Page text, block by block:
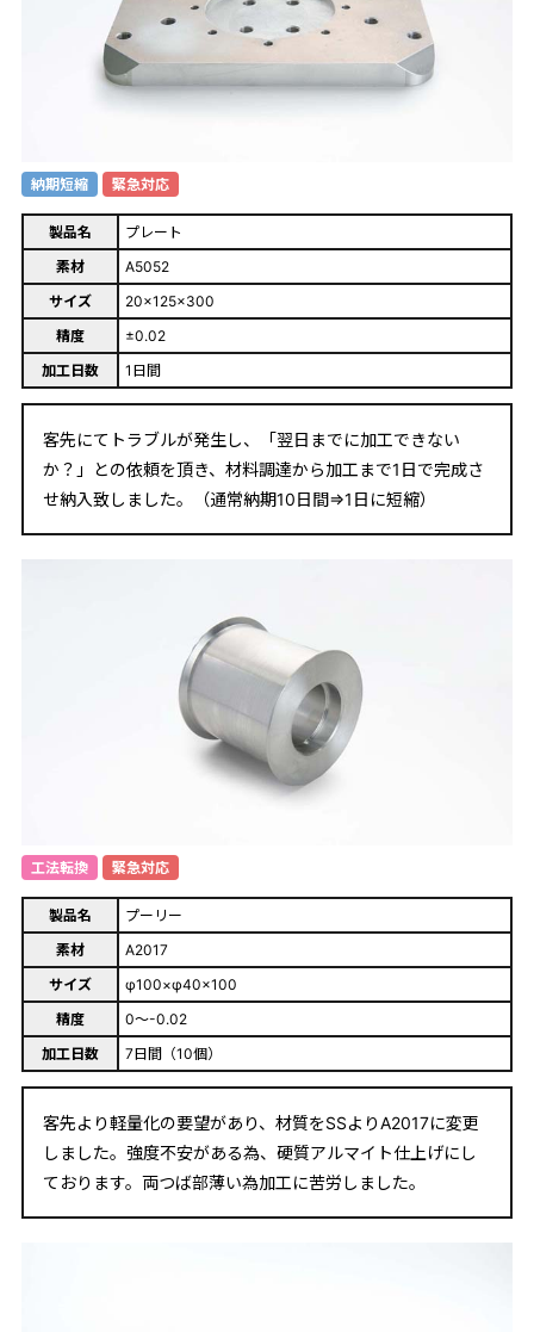
納期短縮 緊急対応
製品名
プレート
素材
A5052
サイズ
20×125×300
精度
±0.02
加工日数
1日間
客先にてトラブルが発生し、「翌日までに加工できない
か？」との依頼を頂き、材料調達から加工まで1日で完成さ
せ納入致しました。（通常納期10日間⇒1日に短縮）
工法転換 緊急対応
製品名
プーリー
素材
A2017
サイズ
φ100×φ40×100
精度
0～-0.02
加工日数
7日間（10個）
客先より軽量化の要望があり、材質をSSよりA2017に変更
しました。強度不安がある為、硬質アルマイト仕上げにし
ております。両つば部薄い為加工に苦労しました。